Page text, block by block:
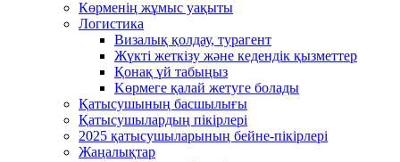
Көрменің жұмыс уақыты
Логистика
Визалық қолдау, турагент
Жүкті жеткізу және кедендік қызметтер
Қонақ үй табыңыз
Kөрмеге қалай жетуге болады
Қатысушының басшылығы
Қатысушылардың пікірлері
2025 қатысушыларының бейне-пікірлері
Жаңалықтар